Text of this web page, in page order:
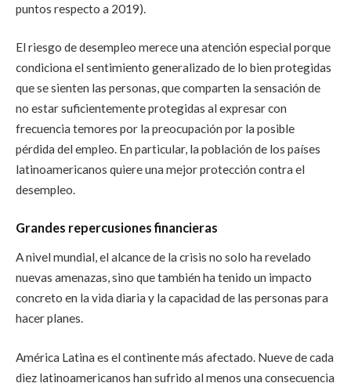
puntos respecto a 2019).
El riesgo de desempleo merece una atención especial porque
condiciona el sentimiento generalizado de lo bien protegidas
que se sienten las personas, que comparten la sensación de
no estar suficientemente protegidas al expresar con
frecuencia temores por la preocupación por la posible
pérdida del empleo. En particular, la población de los países
latinoamericanos quiere una mejor protección contra el
desempleo.
Grandes repercusiones financieras
A nivel mundial, el alcance de la crisis no solo ha revelado
nuevas amenazas, sino que también ha tenido un impacto
concreto en la vida diaria y la capacidad de las personas para
hacer planes.
América Latina es el continente más afectado. Nueve de cada
diez latinoamericanos han sufrido al menos una consecuencia